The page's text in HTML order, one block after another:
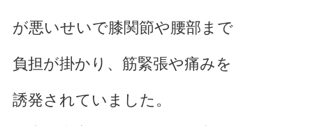
が悪いせいで膝関節や腰部まで
負担が掛かり、筋緊張や痛みを
誘発されていました。